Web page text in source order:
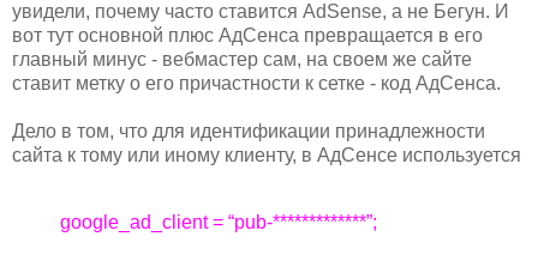
увидели, почему часто ставится AdSense, а не Бегун. И
вот тут основной плюс АдСенса превращается в его
главный минус - вебмастер сам, на своем же сайте
ставит метку о его причастности к сетке - код АдСенса.
Дело в том, что для идентификации принадлежности
сайта к тому или иному клиенту, в АдСенсе используется
google_ad_client = “pub-*************”;